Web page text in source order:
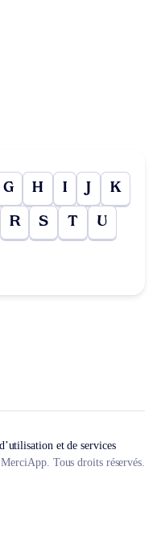
G H I J K
R S T U
et de services
Tous droits réservés.